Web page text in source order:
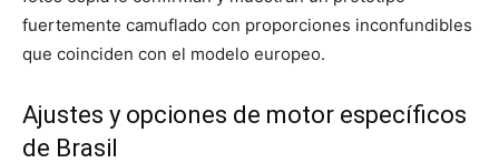
fuertemente camuflado con proporciones inconfundibles
que coinciden con el modelo europeo.
Ajustes y opciones de motor específicos
de Brasil